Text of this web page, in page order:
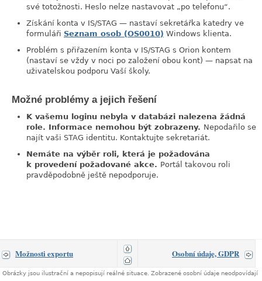
své totožnosti. Heslo nelze nastavovat „po telefonu“.
Získání konta v IS/STAG — nastaví sekretářka katedry ve
formuláři Seznam osob (OS0010) Windows klienta.
Problém s přiřazením konta v IS/STAG s Orion kontem
(nastaví se vždy v noci po založení obou kont) — napsat na
uživatelskou podporu Vaší školy.
Možné problémy a jejich řešení
K vašemu loginu nebyla v databázi nalezena žádná
role. Informace nemohou být zobrazeny. Nepodařilo se
najít vaši STAG identitu. Kontaktujte sekretariát.
Nemáte na výběr roli, která je požadována
k provedení požadované akce. Portál takovou roli
pravděpodobně ještě nepodporuje.
Možnosti exportu Osobní údaje, GDPR
Obrázky jsou ilustrační a nepopisují reálné situace. Zobrazené osobní údaje neodpovídají